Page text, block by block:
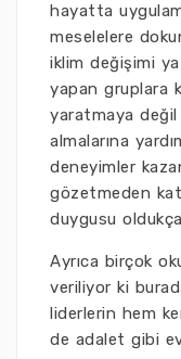
hayatta
meselelere
iklim değişimi
yapan gruplara
yaratmaya
almalarına
deneyimler
gözetmeden
duygusu
Ayrıca birçok
veriliyor ki
liderlerin hem
de adalet gibi